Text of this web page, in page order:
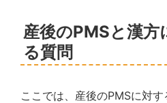
産後のPMSと漢方
る質問
ここでは、産後のPMSに対